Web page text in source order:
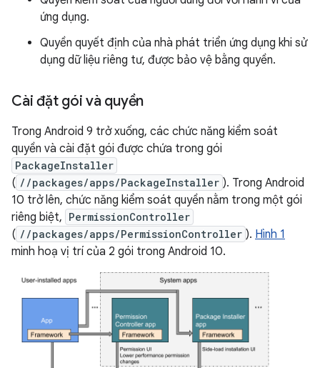
ứng dụng.
Quyền quyết định của nhà phát triển ứng dụng khi sử
dụng dữ liệu riêng tư, được bảo vệ bằng quyền.
Cài đặt gói và quyền
Trong Android 9 trở xuống, các chức năng kiểm soát
quyền và cài đặt gói được chứa trong gói
PackageInstaller
( //packages/apps/PackageInstaller ). Trong Android
10 trở lên, chức năng kiểm soát quyền nằm trong một gói
riêng biệt, PermissionController
( //packages/apps/PermissionController ). Hình 1
minh hoạ vị trí của 2 gói trong Android 10.